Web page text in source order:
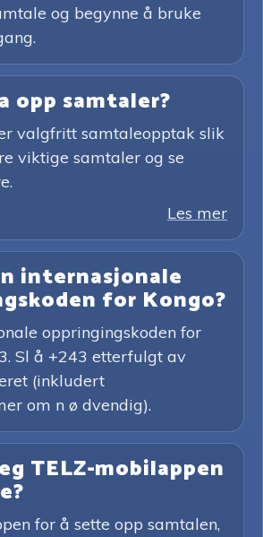
og begynne å bruke
opp samtaler?
valgfritt samtaleopptak slik
viktige samtaler og se
Les mer
internasjonale
for Kongo?
oppringingskoden for
Sl å +243 etterfulgt av
(inkludert
om n ø dvendig).
TELZ-mobilappen
for å sette opp samtalen,